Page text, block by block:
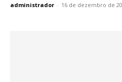
administrador - 16 de dezembro de